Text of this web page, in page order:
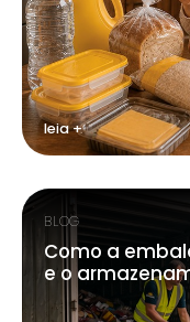
leia +
BLOG
Como a
e o